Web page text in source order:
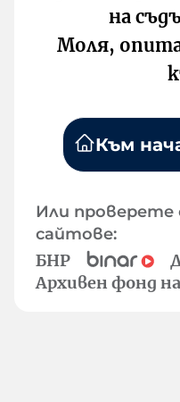
на
Моля,
Към
Или
сайтове:
БНР
Архивен фонд